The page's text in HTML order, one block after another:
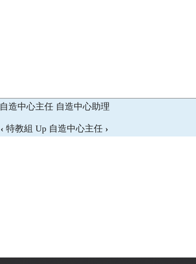
自造中心主任 自造中心助理
‹ 特教組 Up 自造中心主任 ›